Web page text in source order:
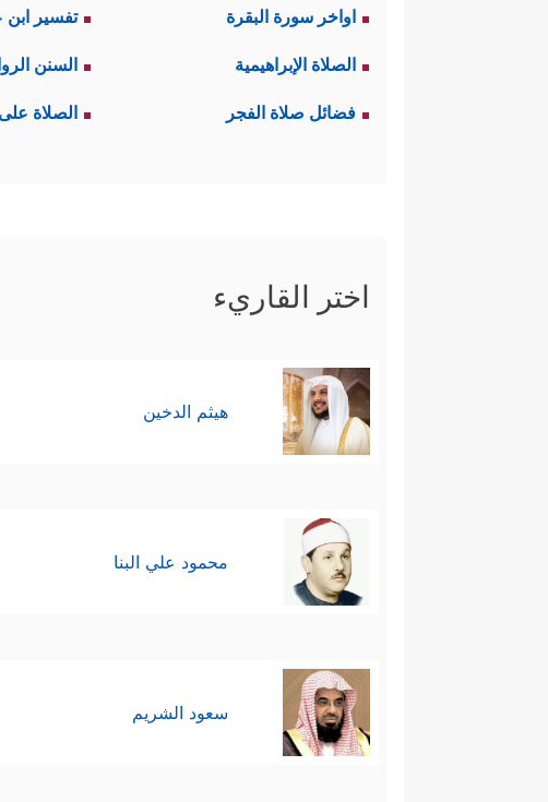
اواخر سورة البقرة تفسير ابن
الصلاة الإبراهيمية السنن
فضائل صلاة الفجر الصلاة
اختر القاريء
هيثم الدخين
محمود علي البنا
سعود الشريم